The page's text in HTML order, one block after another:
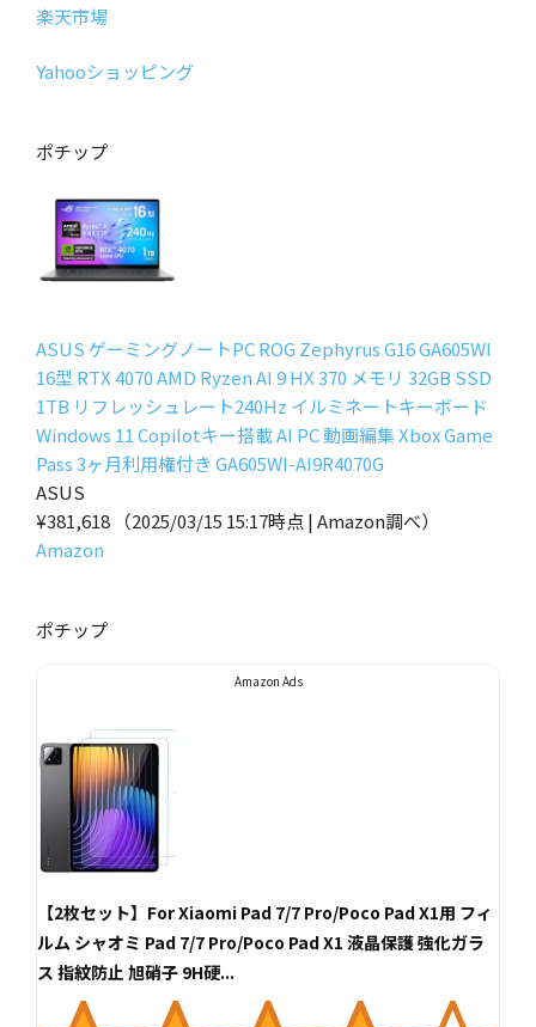
楽天市場
Yahooショッピング
ポチップ
ASUS ゲーミングノートPC ROG Zephyrus G16 GA605WI
16型 RTX 4070 AMD Ryzen AI 9 HX 370 メモリ 32GB SSD
1TB リフレッシュレート240Hz イルミネートキーボード
Windows 11 Copilotキー搭載 AI PC 動画編集 Xbox Game
Pass 3ヶ月利用権付き GA605WI-AI9R4070G
ASUS
¥381,618
（2025/03/15 15:17時点 | Amazon調べ）
Amazon
ポチップ
Amazon Ads
【2枚セット】For Xiaomi Pad 7/7 Pro/Poco Pad X1用 フィ
ルム シャオミ Pad 7/7 Pro/Poco Pad X1 液晶保護 強化ガラ
ス 指紋防止 旭硝子 9H硬...